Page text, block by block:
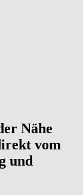
Nähe
vom
und